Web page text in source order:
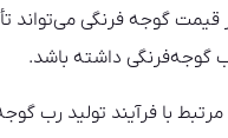
قیمت گوجه فرنگی می‌تواند
گوجه‌فرنگی داشته باشد.
با فرآیند تولید رب